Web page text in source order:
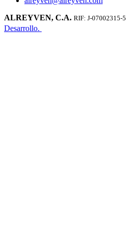
ALREYVEN, C.A. RIF: J-07002315-5
Desarrollo.